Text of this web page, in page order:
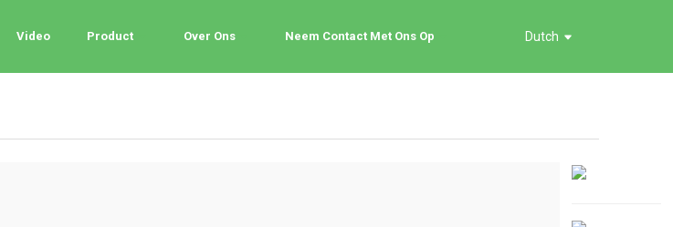
Video Product Over Ons Neem Contact Met Ons Op Dutch